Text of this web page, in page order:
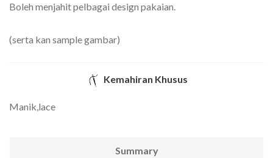
Boleh menjahit pelbagai design pakaian.
(serta kan sample gambar)
Kemahiran Khusus
Manik,lace
Summary